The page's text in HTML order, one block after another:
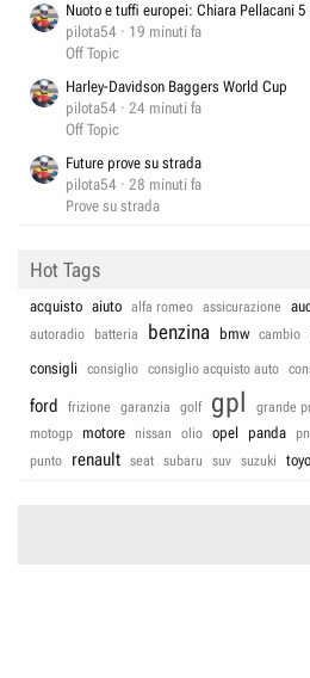
Nuoto e tuffi europei: Chiara Pellacani
pilota54
19 minuti fa
Off Topic
Harley-Davidson Baggers World Cup
pilota54
24 minuti fa
Off Topic
Future prove su strada
pilota54
28 minuti fa
Prove su strada
Hot Tags
acquisto aiuto alfa romeo assicurazione
autoradio
batteria benzina bmw cambio
consigli consiglio consiglio acquisto auto
ford frizione garanzia golf gpl grande
motogp
motore nissan olio opel panda
punto
renault seat subaru suv suzuki